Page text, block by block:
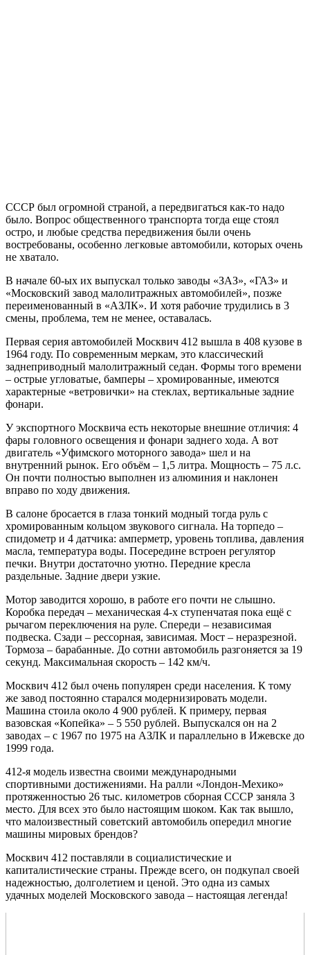
СССР был огромной страной, а передвигаться как-то надо
было. Вопрос общественного транспорта тогда еще стоял
остро, и любые средства передвижения были очень
востребованы, особенно легковые автомобили, которых очень
не хватало.
В начале 60-ых их выпускал только заводы «ЗАЗ», «ГАЗ» и
«Московский завод малолитражных автомобилей», позже
переименованный в «АЗЛК». И хотя рабочие трудились в 3
смены, проблема, тем не менее, оставалась.
Первая серия автомобилей Москвич 412 вышла в 408 кузове в
1964 году. По современным меркам, это классический
заднеприводный малолитражный седан. Формы того времени
– острые угловатые, бамперы – хромированные, имеются
характерные «ветровички» на стеклах, вертикальные задние
фонари.
У экспортного Москвича есть некоторые внешние отличия: 4
фары головного освещения и фонари заднего хода. А вот
двигатель «Уфимского моторного завода» шел и на
внутренний рынок. Его объём – 1,5 литра. Мощность – 75 л.с.
Он почти полностью выполнен из алюминия и наклонен
вправо по ходу движения.
В салоне бросается в глаза тонкий модный тогда руль с
хромированным кольцом звукового сигнала. На торпедо –
спидометр и 4 датчика: амперметр, уровень топлива, давления
масла, температура воды. Посередине встроен регулятор
печки. Внутри достаточно уютно. Передние кресла
раздельные. Задние двери узкие.
Мотор заводится хорошо, в работе его почти не слышно.
Коробка передач – механическая 4-х ступенчатая пока ещё с
рычагом переключения на руле. Спереди – независимая
подвеска. Сзади – рессорная, зависимая. Мост – неразрезной.
Тормоза – барабанные. До сотни автомобиль разгоняется за 19
секунд. Максимальная скорость – 142 км/ч.
Москвич 412 был очень популярен среди населения. К тому
же завод постоянно старался модернизировать модели.
Машина стоила около 4 900 рублей. К примеру, первая
вазовская «Копейка» – 5 550 рублей. Выпускался он на 2
заводах – с 1967 по 1975 на АЗЛК и параллельно в Ижевске до
1999 года.
412-я модель известна своими международными
спортивными достижениями. На ралли «Лондон-Мехико»
протяженностью 26 тыс. километров сборная СССР заняла 3
место. Для всех это было настоящим шоком. Как так вышло,
что малоизвестный советский автомобиль опередил многие
машины мировых брендов?
Москвич 412 поставляли в социалистические и
капиталистические страны. Прежде всего, он подкупал своей
надежностью, долголетием и ценой. Это одна из самых
удачных моделей Московского завода – настоящая легенда!